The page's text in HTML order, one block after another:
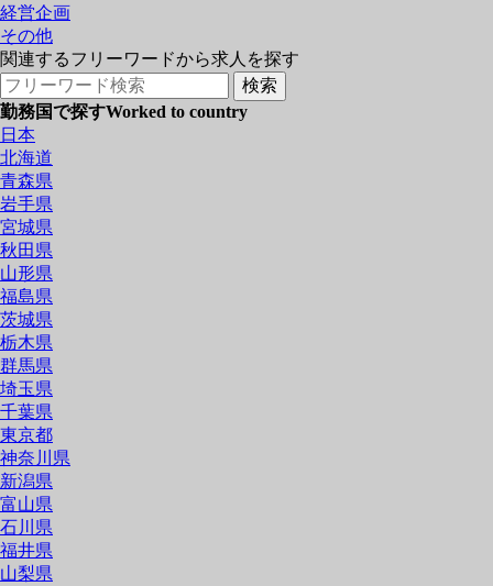
経営企画
その他
関連するフリーワードから求人を探す
勤務国で探すWorked to country
日本
北海道
青森県
岩手県
宮城県
秋田県
山形県
福島県
茨城県
栃木県
群馬県
埼玉県
千葉県
東京都
神奈川県
新潟県
富山県
石川県
福井県
山梨県